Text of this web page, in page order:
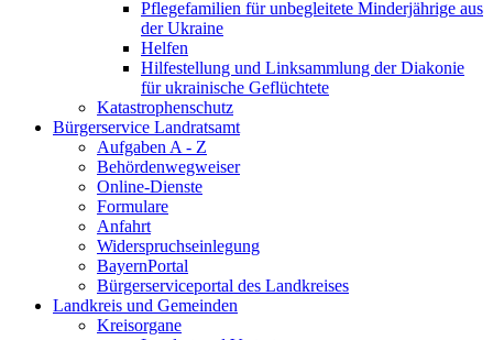
Pflegefamilien für unbegleitete Minderjährige aus
der Ukraine
Helfen
Hilfestellung und Linksammlung der Diakonie
für ukrainische Geflüchtete
Katastrophenschutz
Bürgerservice Landratsamt
Aufgaben A - Z
Behördenwegweiser
Online-Dienste
Formulare
Anfahrt
Widerspruchseinlegung
BayernPortal
Bürgerserviceportal des Landkreises
Landkreis und Gemeinden
Kreisorgane